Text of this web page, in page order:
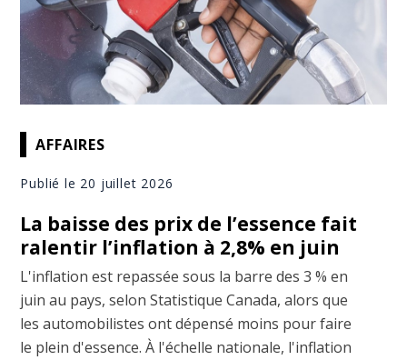
AFFAIRES
Publié le 20 juillet 2026
La baisse des prix de l’essence fait
ralentir l’inflation à 2,8% en juin
L'inflation est repassée sous la barre des 3 % en
juin au pays, selon Statistique Canada, alors que
les automobilistes ont dépensé moins pour faire
le plein d'essence. À l'échelle nationale, l'inflation